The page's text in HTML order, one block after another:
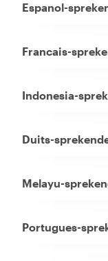
Espanol-
Francais-
Indonesia-
Duits-
Melayu-
Portugues-